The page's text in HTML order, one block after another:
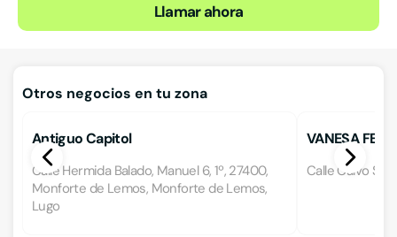
Llamar ahora
Otros negocios en tu zona
Antiguo Capitol
Calle Hermida Balado, Manuel 6, 1º, 27400,
Monforte de Lemos, Monforte de Lemos,
Lugo
VANESA
Calle Calvo